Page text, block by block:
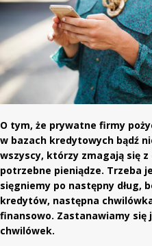
O tym, że prywatne firmy
w bazach kredytowych bądź
wszyscy, którzy zmagają się
potrzebne pieniądze. Trzeba
sięgniemy po następny dług,
kredytów, następna
finansowo. Zastanawiamy się
chwilówek.